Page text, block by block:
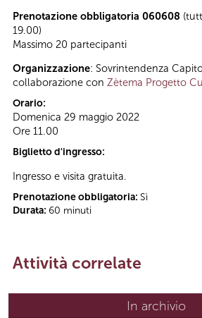
Prenotazione obbligatoria 060608
19.00)
Massimo 20 partecipanti
Organizzazione: Sovrintendenza
collaborazione con Zètema Progetto
Orario:
Domenica 29 maggio 2022
Ore 11.00
Biglietto d'ingresso:
Ingresso e visita gratuita.
Prenotazione obbligatoria: Sì
Durata: 60 minuti
Attività correlate
In archivio